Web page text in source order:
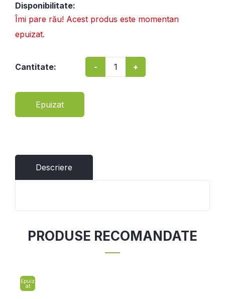
Disponibilitate:
Îmi pare rău! Acest produs este momentan
epuizat.
Cantitate: - +
Epuizat
Descriere
PRODUSE RECOMANDATE
Epuiz
at